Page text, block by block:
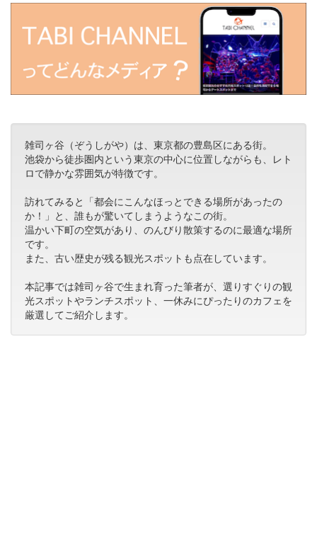
雑司ヶ谷（ぞうしがや）は、東京都の豊島区にある街。
池袋から徒歩圏内という東京の中心に位置しながらも、レト
ロで静かな雰囲気が特徴です。
訪れてみると「都会にこんなほっとできる場所があったの
か！」と、誰もが驚いてしまうようなこの街。
温かい下町の空気があり、のんびり散策するのに最適な場所
です。
また、古い歴史が残る観光スポットも点在しています。
本記事では雑司ヶ谷で生まれ育った筆者が、選りすぐりの観
光スポットやランチスポット、一休みにぴったりのカフェを
厳選してご紹介します。